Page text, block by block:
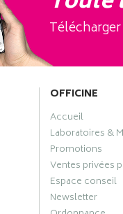
OFFICINE
Accueil
Laboratoires &
Promotions
Ventes privées
Espace conseil
Newsletter